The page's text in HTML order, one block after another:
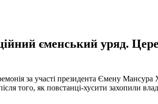
єменський уряд.
за участі президента Ємену Мансура
того, як повстанці-хусити захопили